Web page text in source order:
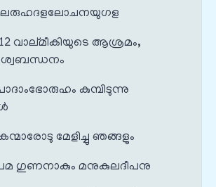
വാല്മീകിയുടെ ആശ്രമം,
കുമ്പിടുന്നു
മേളിച്ചു ഞങ്ങളും
ഗുണനാകും മനുകുലദീപനു